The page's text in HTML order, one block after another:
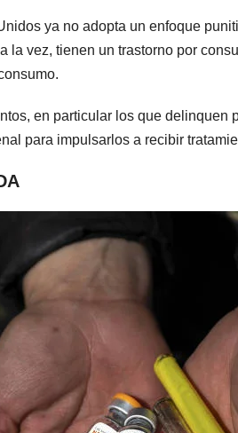
ya no adopta un enfoque
la vez, tienen un trastorno por
en particular los que delinquen
para impulsarlos a recibir